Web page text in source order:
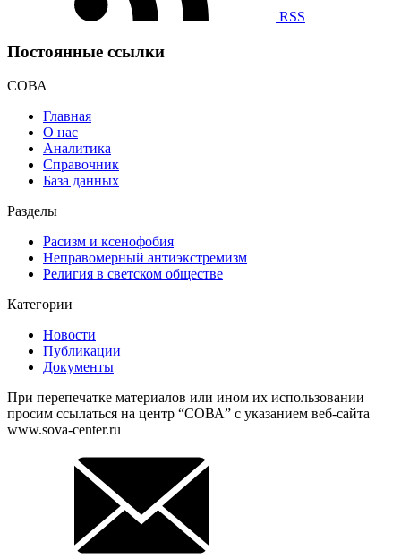
RSS
Постоянные ссылки
СОВА
Главная
О нас
Аналитика
Справочник
База данных
Разделы
Расизм и ксенофобия
Неправомерный антиэкстремизм
Религия в светском обществе
Категории
Новости
Публикации
Документы
При перепечатке материалов или ином их использовании
просим ссылаться на центр “СОВА” с указанием веб-сайта
www.sova-center.ru